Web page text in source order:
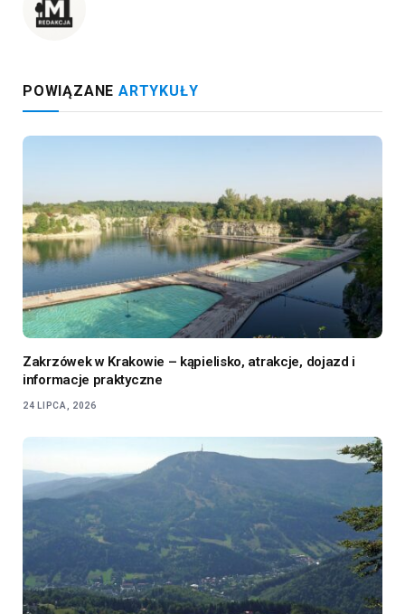
POWIĄZANE ARTYKUŁY
Zakrzówek w Krakowie – kąpielisko, atrakcje, dojazd i
informacje praktyczne
24 LIPCA, 2026